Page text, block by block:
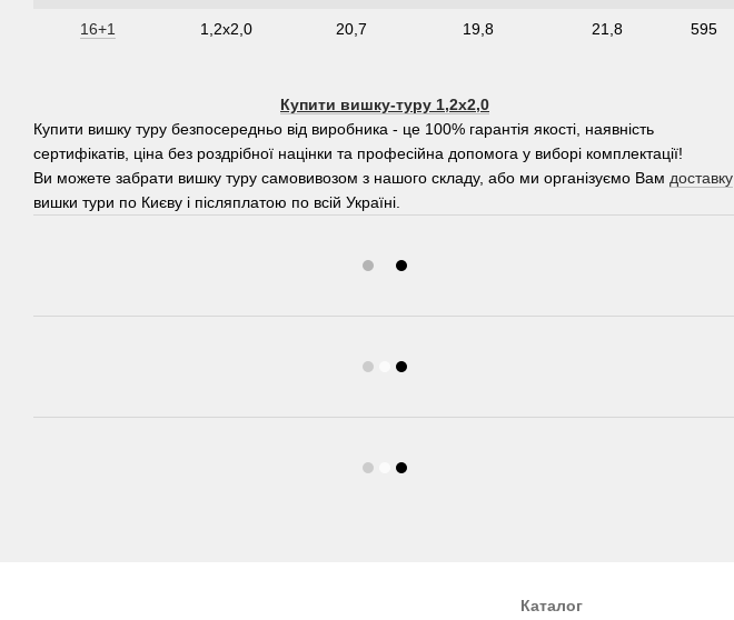
16+1 1,2х2,0 20,7 19,8 21,8 595
Купити вишку-туру 1,2х2,0
Купити вишку туру безпосередньо від виробника - це 100% гарантія якості, наявність
сертифікатів, ціна без роздрібної націнки та професійна допомога у виборі комплектації!
Ви можете забрати вишку туру самовивозом з нашого складу, або ми організуємо Вам доставку
вишки тури по Києву і післяплатою по всій Україні.
Каталог